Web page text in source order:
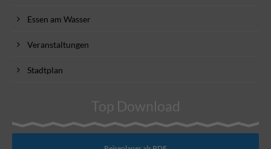
Essen am Wasser
Veranstaltungen
Stadtplan
Top Download